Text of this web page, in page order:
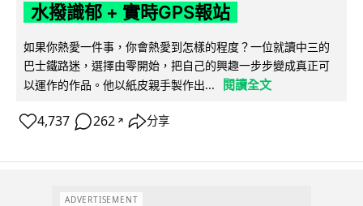
水撥識郁 + 實時GPS報站
如果你熱愛一件事，你會熱愛到怎樣的程度？一位就讀中三的
巴士鐵路迷，選擇由零開始，把自己的興趣一步步變成真正可
以運作的作品。他以紙皮親手製作出...
閱讀全文
4,737 262 ↗ 分享
ADVERTISEMENT